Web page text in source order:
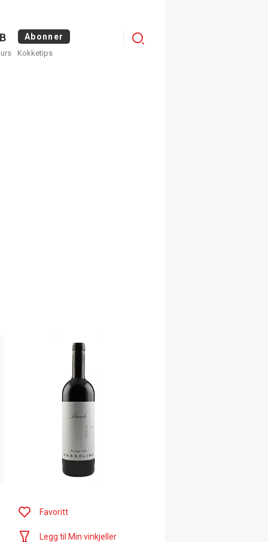
Abonner
Kokketips
Menu
Favoritt
Legg til Min vinkjeller